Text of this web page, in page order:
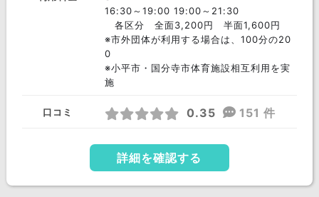
16:30～19:00 19:00～21:30
各区分 全面3,200円 半面1,600円
※市外団体が利用する場合は、100分の20
0
※小平市・国分寺市体育施設相互利用を実
施
口コミ 0.35 151 件
詳細を確認する